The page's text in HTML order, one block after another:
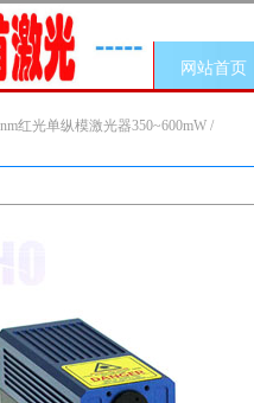
网站首页
红光单纵模激光器350~600mW /